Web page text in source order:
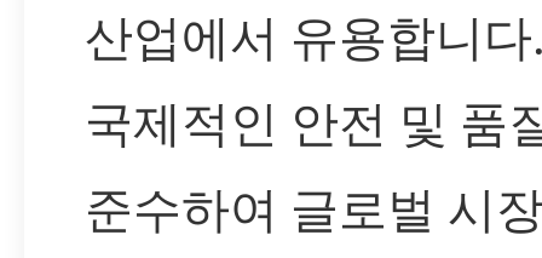
산업에서 유용합니
국제적인 안전 및 품
준수하여 글로벌 시